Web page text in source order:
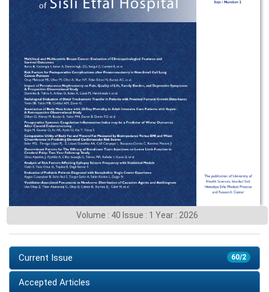
Volume : 40 Issue : 1 Year : 2026
60/2
Current Issue
Accepted Articles